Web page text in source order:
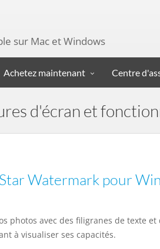
sur Mac et Windows
Achetez maintenant Centre
d'écran et
Watermark pour
photos avec des filigranes de texte
à visualiser ses capacités.